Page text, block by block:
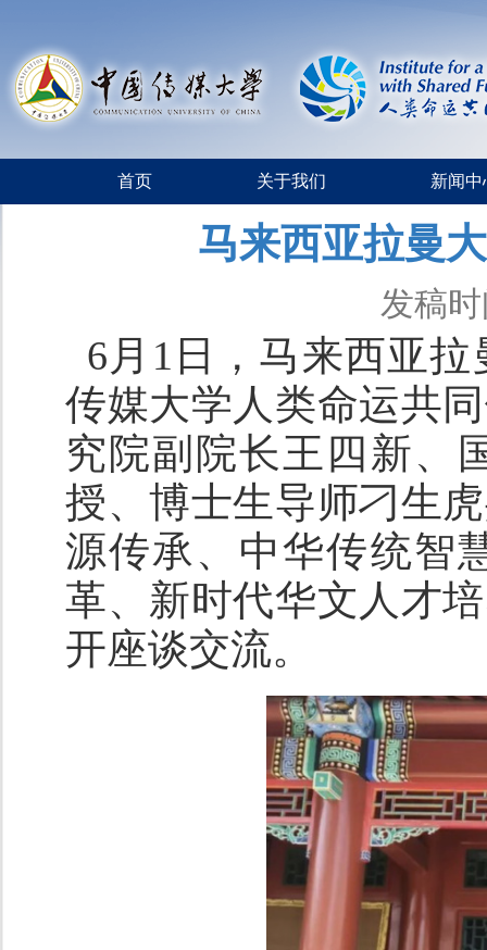
首页 关于我们 新闻中
马来西亚拉曼
发稿
6 月 1 日，马来西亚
传媒大学人类命运共
究院副院长王四新、
授、博士生导师刁生
源传承、中华传统智
革、新时代华文人才
开座谈交流。